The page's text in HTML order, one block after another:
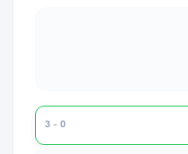
0 – 3